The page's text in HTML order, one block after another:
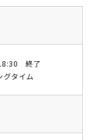
終了
タイム